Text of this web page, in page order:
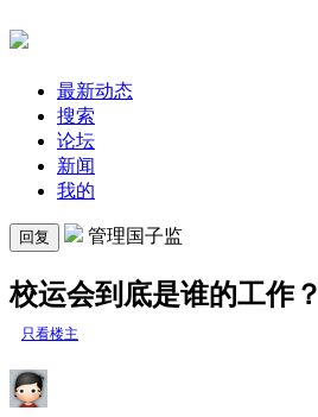
最新动态
搜索
论坛
新闻
我的
回复 管理国子监
校运会到底是谁的工作？
只看楼主